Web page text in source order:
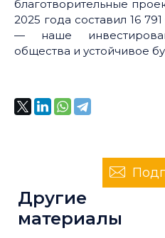
благотворительные
2025 года составил 16
— наше
общества и устойчивое
Другие
материалы